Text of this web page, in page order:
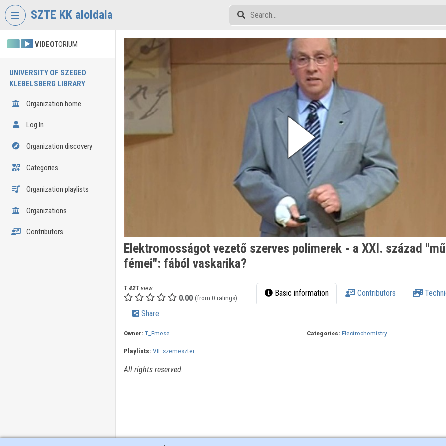
Skip header
SZTE KK aloldala
VIDEOTORIUM
UNIVERSITY OF SZEGED
KLEBELSBERG LIBRARY
Organization home
Log In
Organization discovery
Categories
Organization playlists
Organizations
Contributors
Elektromosságot vezető szerves polimerek - a XXI. század
fémei": fából vaskarika?
1 421 view
0.00 (from 0 ratings) Basic information Contributors
Share
Owner: T_Emese Categories: Electrochemistry
Playlists: VII. szemeszter
All rights reserved.